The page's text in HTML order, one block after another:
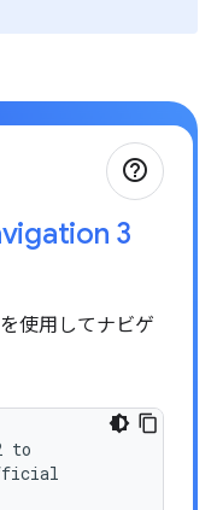
3
使用してナビゲ
to
help_outline